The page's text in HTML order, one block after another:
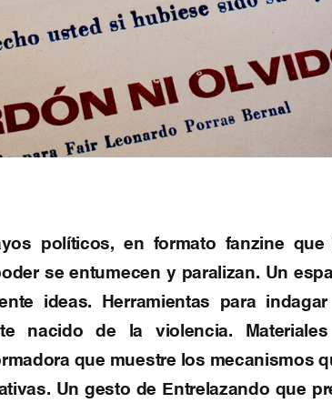
políticos, en formato fanzine que
se entumecen y paralizan. Un
ideas. Herramientas para
nacido de la violencia.
que muestre los mecanismos
Un gesto de Entrelazando que